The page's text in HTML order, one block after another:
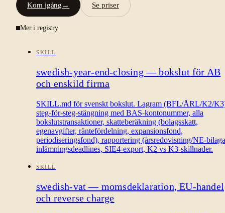
Kom igång → Se priser
Mer i registry
SKILL
swedish-year-end-closing — bokslut för AB
och enskild firma
SKILL.md för svenskt bokslut. Lagram (BFL/ÅRL/K2/
steg-för-steg-stängning med BAS-kontonummer, alla
bokslutstransaktioner, skatteberäkning (bolagsskatt,
egenavgifter, räntefördelning, expansionsfond,
periodiseringsfond), rapportering (årsredovisning/NE-
inlämningsdeadlines, SIE4-export, K2 vs K3-skillnader.
SKILL
swedish-vat — momsdeklaration, EU-handel
och reverse charge